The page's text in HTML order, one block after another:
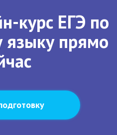
курс ЕГЭ по
языку прямо